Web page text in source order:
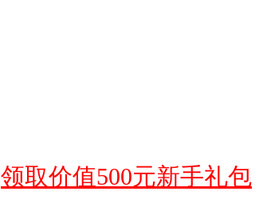
领取价值500元新手礼包